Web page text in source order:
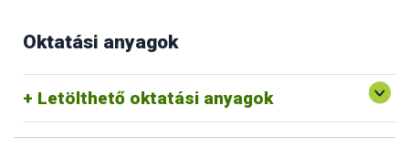
Oktatási anyagok
Letölthető oktatási anyagok